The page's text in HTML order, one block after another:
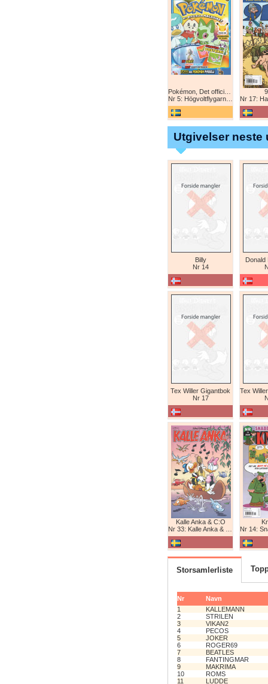
Nr 5: Högvoltflygarna mot Svart Rayquaza!
Nr 17: Harald
Utgivelser neste
Billy
Nr 14
Donald
Tex Willer Gigantbok
Nr 17
Kalle Anka & C:O
Nr 33: Kalle Anka & C:O
Nr 14:
Storsamlerliste
Nr
Navn
1
KALLEMANN
2
STRILEN
3
VIKAN2
4
PECOS
5
JOKER
6
ROGER69
7
BEATLES
8
FANTINGMAR
9
MAKRIMA
10
ROMS
11
LUDDE